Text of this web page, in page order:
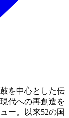
を中心とした伝
代への再創造を
ー。以来52の国